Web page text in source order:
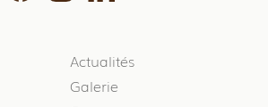
Actualités
Galerie